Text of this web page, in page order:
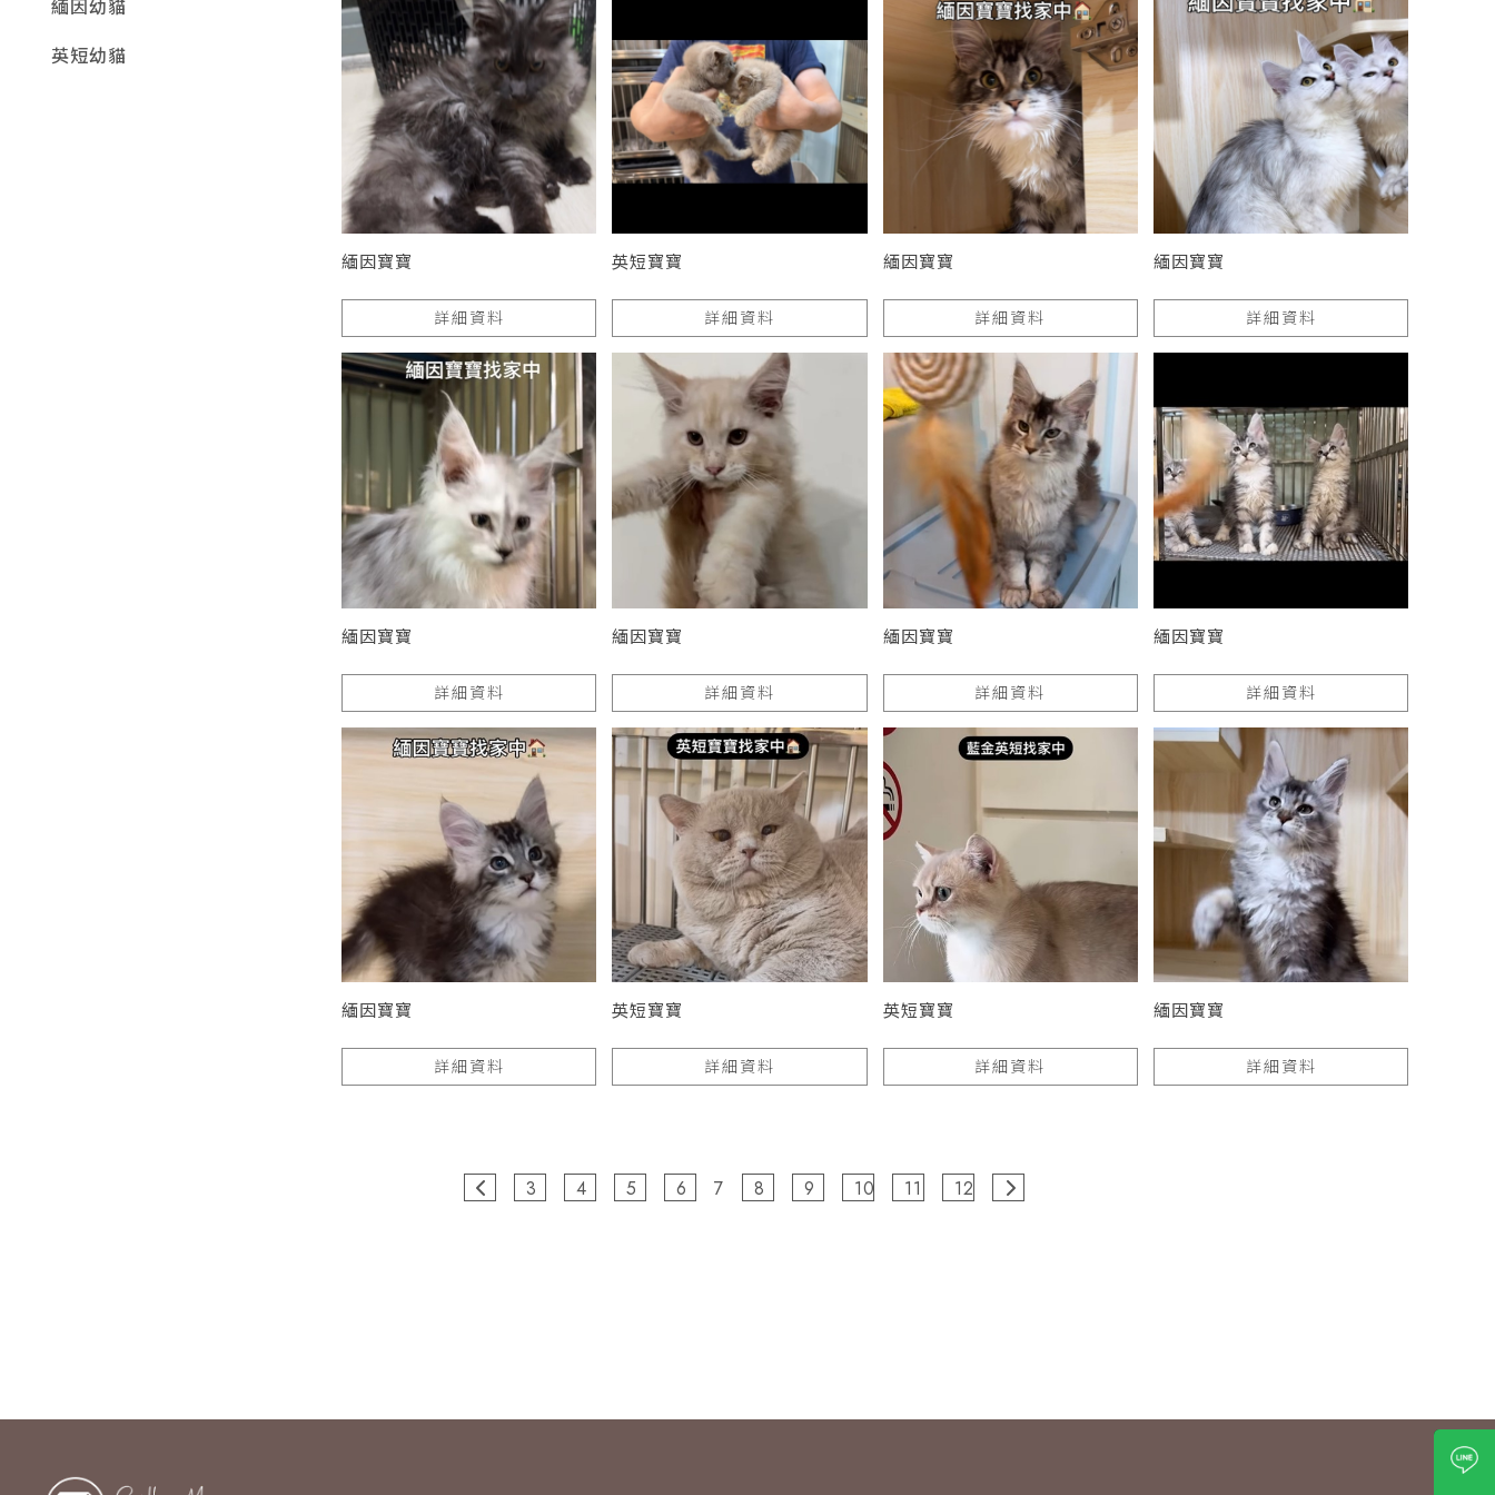
緬因幼貓
英短幼貓
緬因寶寶
詳細資料
英短寶寶
詳細資料
緬因寶寶
詳細資料
緬因寶寶
詳細資料
緬因寶寶
詳細資料
緬因寶寶
詳細資料
緬因寶寶
詳細資料
緬因寶寶
詳細資料
緬因寶寶
詳細資料
英短寶寶
詳細資料
英短寶寶
詳細資料
緬因寶寶
詳細資料
3 4 5 6 7 8 9 10 11 12